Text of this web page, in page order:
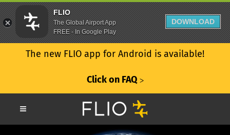
The new FLIO app for Android is available!
Click on FAQ ᐳ
FLIO
The Global Airport App
FREE - In Google Play
DOWNLOAD